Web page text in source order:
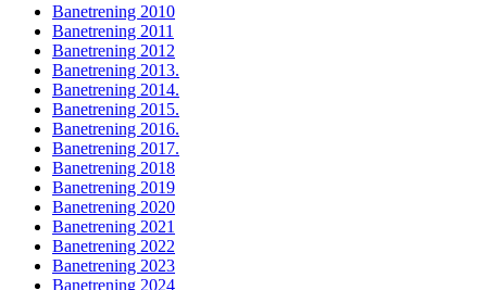
Banetrening 2010
Banetrening 2011
Banetrening 2012
Banetrening 2013.
Banetrening 2014.
Banetrening 2015.
Banetrening 2016.
Banetrening 2017.
Banetrening 2018
Banetrening 2019
Banetrening 2020
Banetrening 2021
Banetrening 2022
Banetrening 2023
Banetrening 2024